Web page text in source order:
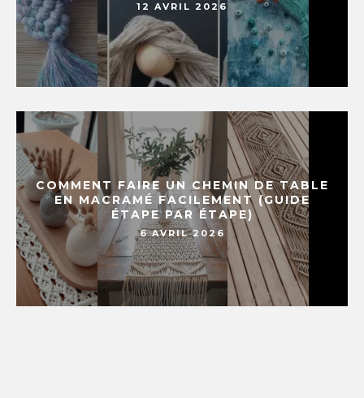
12 AVRIL 2026
COMMENT FAIRE UN CHEMIN DE TABLE
EN MACRAMÉ FACILEMENT (GUIDE
ÉTAPE PAR ÉTAPE)
6 AVRIL 2026